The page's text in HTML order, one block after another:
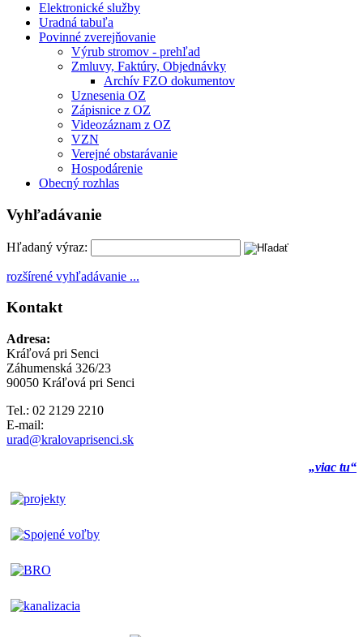
Elektronické služby
Uradná tabuľa
Povinné zverejňovanie
Výrub stromov - prehľad
Zmluvy, Faktúry, Objednávky
Archív FZO dokumentov
Uznesenia OZ
Zápisnice z OZ
Videozáznam z OZ
VZN
Verejné obstarávanie
Hospodárenie
Obecný rozhlas
Vyhľadávanie
Hľadaný výraz:
rozšírené vyhľadávanie ...
Kontakt
Adresa:
Kráľová pri Senci
Záhumenská 326/23
90050 Kráľová pri Senci
Tel.: 02 2129 2210
E-mail:
urad@kralovaprisenci.sk
„viac tu“